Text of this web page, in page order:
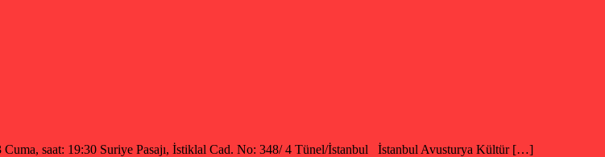
saat: 19:30 Suriye Pasajı, İstiklal Cad. No: 348/ 4 Tünel/İstanbul İstanbul Avusturya Kültür […]